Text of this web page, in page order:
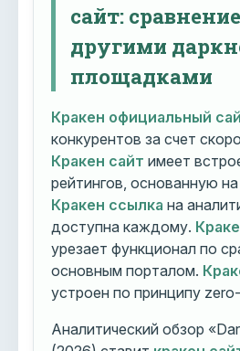
сайт:
другими
площадками
Кракен официальный
конкурентов за счет
Кракен сайт имеет
рейтингов, основанную
Кракен ссылка на
доступна каждому.
урезает функционал по
основным порталом.
устроен по принципу
Аналитический обзор